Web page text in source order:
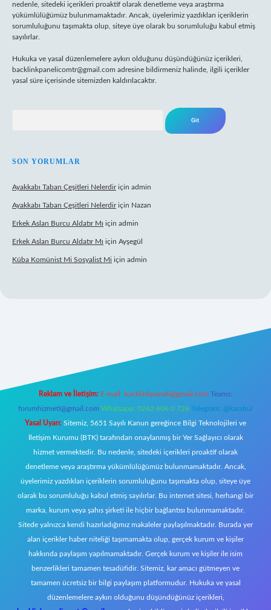
nedenle, sitedeki içerikleri proaktif olarak denetleme veya araştırma
yükümlülüğümüz bulunmamaktadır. Ancak, üyelerimiz yazdıkları içeriklerin
sorumluluğunu taşımakta olup, siteye üye olarak bu sorumluluğu kabul etmiş
sayılırlar.
Hukuka ve yasal düzenlemelere aykırı olduğunu düşündüğünüz içerikleri,
backlinkpanelicomtr@gmail.com adresine bildirmeniz halinde, ilgili içerikler
yasal süre içerisinde sitemizden kaldırılacaktır.
SON YORUMLAR
Ayakkabı Taban Çeşitleri Nelerdiriçin admin
Ayakkabı Taban Çeşitleri Nelerdiriçin Nazan
Erkek Aslan Burcu Aldatır Mı için admin
Erkek Aslan Burcu Aldatır Mı için Ayşegül
Küba Komünist Mi Sosyalist Mi için admin
Reklam ve İletişim: E-mail: backlinkpaneli@gmail.com Teams:
forumhizmeti@gmail.com Whatsapp: 0262 606 0 726 Telegram: @karabul
Yasal Uyarı: Sitemiz, 5651 Sayılı Kanun gereğince Bilgi Teknolojileri ve
İletişim Kurumu (BTK) tarafından onaylanmış bir Yer Sağlayıcı olarak
hizmet vermektedir. Bu nedenle, sitedeki içerikleri proaktif olarak
denetleme veya araştırma yükümlülüğümüz bulunmamaktadır. Ancak,
üyelerimiz yazdıkları içeriklerin sorumluluğunu taşımakta olup, siteye üye
olarak bu sorumluluğu kabul etmiş sayılırlar. Bu internet sitesi, herhangi bir
marka, kurum veya şahıs şirketi ile hiçbir bağlantısı bulunmamaktadır.
Sitede yalnızca kendi hazırladığımız makaleler paylaşılmaktadır. Burada yer
alan içerikler haber niteliği taşımamakta olup, gerçek kurum ve kişiler
hakkında paylaşım yapılmamaktadır. Gerçek kurum ve kişiler ile isim
benzerlikleri tamamen tesadüfidir. Sitemiz, kar amacı gütmeyen ve
tamamen ücretsiz bir bilgi paylaşım platformudur. Hukuka ve yasal
düzenlemelere aykırı olduğunu düşündüğünüz içerikleri,